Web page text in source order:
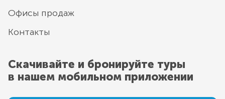
Офисы продаж
Контакты
Скачивайте и бронируйте туры
в нашем мобильном приложении